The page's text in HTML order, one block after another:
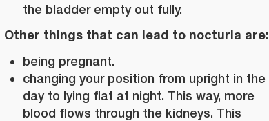
the bladder empty out fully.
Other things that can lead to nocturia are:
being pregnant.
changing your position from upright in the
day to lying flat at night. This way, more
blood flows through the kidneys. This